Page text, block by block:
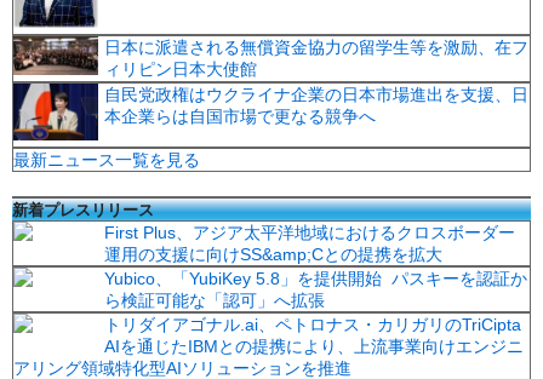
日本に派遣される無償資金協力の留学生等を激励、在フ
ィリピン日本大使館
自民党政権はウクライナ企業の日本市場進出を支援、日
本企業らは自国市場で更なる競争へ
最新ニュース一覧を見る
新着プレスリリース
First Plus、アジア太平洋地域におけるクロスボーダー
運用の支援に向けSS&amp;Cとの提携を拡大
Yubico、「YubiKey 5.8」を提供開始 パスキーを認証か
ら検証可能な「認可」へ拡張
トリダイアゴナル.ai、ペトロナス・カリガリのTriCipta
AIを通じたIBMとの提携により、上流事業向けエンジニ
アリング領域特化型AIソリューションを推進